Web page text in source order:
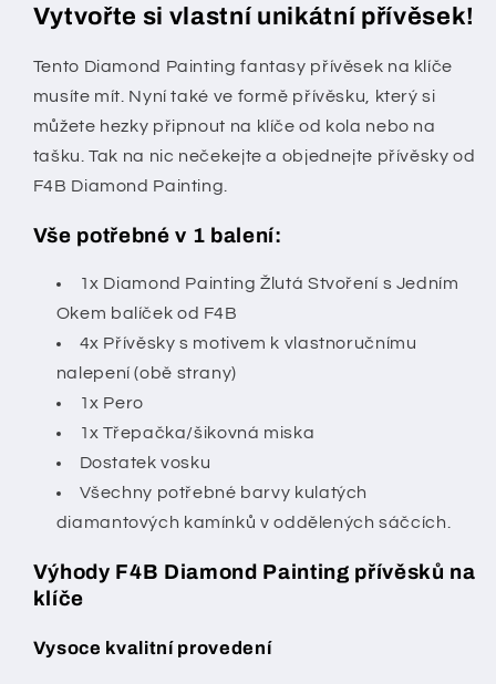
Vytvořte si vlastní unikátní přívěsek!
Tento Diamond Painting fantasy přívěsek na klíče
musíte mít. Nyní také ve formě přívěsku, který si
můžete hezky připnout na klíče od kola nebo na
tašku. Tak na nic nečekejte a objednejte přívěsky od
F4B Diamond Painting.
Vše potřebné v 1 balení:
1x Diamond Painting Žlutá Stvoření s Jedním
Okem balíček od F4B
4x Přívěsky s motivem k vlastnoručnímu
nalepení (obě strany)
1x Pero
1x Třepačka/šikovná miska
Dostatek vosku
Všechny potřebné barvy kulatých
diamantových kamínků v oddělených sáčcích.
Výhody F4B Diamond Painting přívěsků na
klíče
Vysoce kvalitní provedení